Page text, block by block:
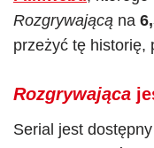
Rozgrywającą na
przeżyć tę historię,
Rozgrywająca
Serial jest